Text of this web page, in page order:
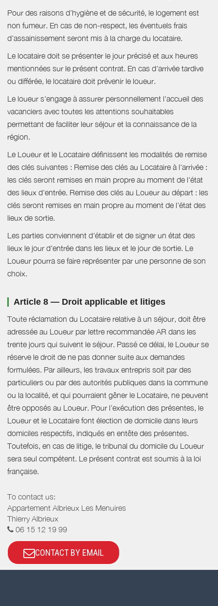
Pour des raisons d’hygiène et de sécurité, le logement est
non fumeur. En cas de non-respect, les éventuels frais
d’assainissement seront mis à la charge du locataire.
Le locataire doit se présenter le jour précisé et aux heures
mentionnées sur le présent contrat. En cas d'arrivée tardive
ou différée, le locataire doit prévenir le loueur.
Le loueur s'engage à assurer personnellement l'accueil des
vacanciers avec toutes les attentions souhaitables
permettant de faciliter leur séjour et la connaissance de la
région.
Le Loueur et le Locataire définissent les modalités de remise
des clés suivantes : Remise des clés au Locataire à l'arrivée :
les clés seront remises en main propre au moment de l'état
des lieux d'entrée. Remise des clés au Loueur au départ : les
clés seront remises en main propre au moment de l'état des
lieux de sortie.
Les parties conviennent d'établir et de signer un état des
lieux le jour d'entrée dans les lieux et le jour de sortie. Le
Loueur pourra se faire représenter par une personne de son
choix.
Article 8 — Droit applicable et litiges
Toute réclamation du Locataire relative à un séjour, doit être
adressée au Loueur par lettre recommandée AR dans les
trente jours qui suivent le séjour. Passé ce délai, le Loueur se
réserve le droit de ne pas donner suite aux demandes
formulées. Par ailleurs, les travaux entrepris soit par des
particuliers ou par des autorités publiques dans la commune
ou la localité, et qui pourraient gêner le Locataire, ne peuvent
être opposés au Loueur. Pour l’exécution des présentes, le
Loueur et le Locataire font élection de domicile dans leurs
domiciles respectifs, indiqués en entête des présentes.
Toutefois, en cas de litige, le tribunal du domicile du Loueur
sera seul compétent. Le présent contrat est soumis à la loi
française.
To contact us:
Appartement Albrieux Les Menuires
Thierry Albrieux
06 15 12 19 99
CONTACT BY EMAIL